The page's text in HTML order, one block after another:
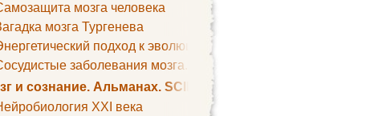
мозга человека
мозга Тургенева
подход к эволюции мозга
заболевания мозга. Все может начаться с
и сознание. Альманах. SCIENTIFIC AMERICAN
XXI века